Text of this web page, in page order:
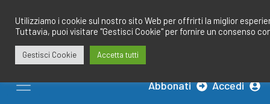
contenuto
Abbonati Accedi
Utilizziamo i cookie sul nostro sito Web per offrirti la miglior
Tuttavia, puoi visitare "Gestisci Cookie" per fornire un consenso
Gestisci Cookie Accetta tutti